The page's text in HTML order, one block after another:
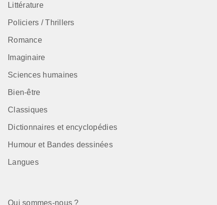
Littérature
Policiers / Thrillers
Romance
Imaginaire
Sciences humaines
Bien-être
Classiques
Dictionnaires et encyclopédies
Humour et Bandes dessinées
Langues
Qui sommes-nous ?